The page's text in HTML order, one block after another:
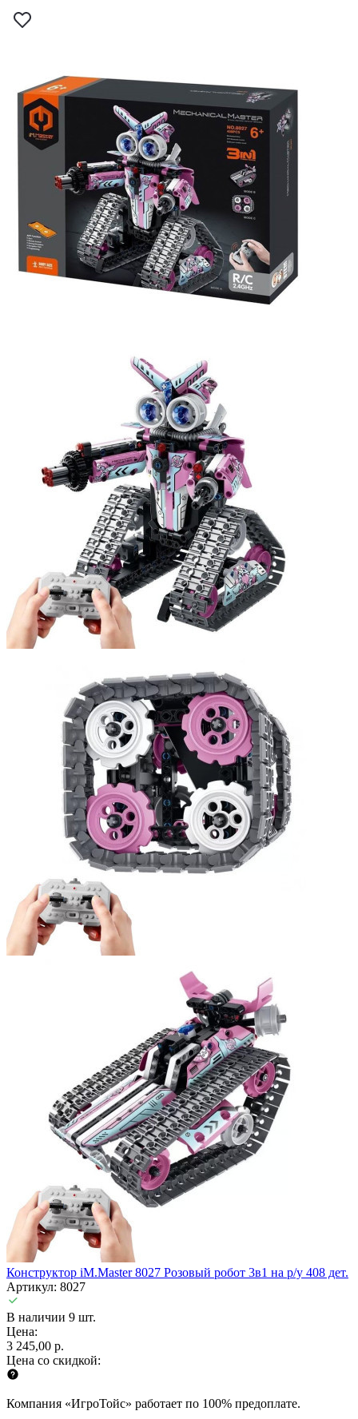
Конструктор iM.Master 8027 Розовый робот 3в1 на р/у 408 дет.
Артикул: 8027
В наличии 9 шт.
Цена:
3 245,00 р.
Цена со скидкой:
Компания «ИгроТойс» работает по 100% предоплате.